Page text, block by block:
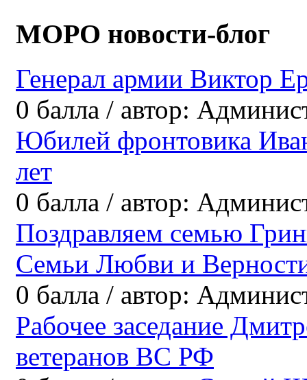
МОРО новости-блог
Генерал армии Виктор
0 балла / автор:
Юбилей фронтовика
лет
0 балла / автор:
Поздравляем семью
Семьи Любви и
0 балла / автор:
Рабочее заседание
ветеранов ВС РФ